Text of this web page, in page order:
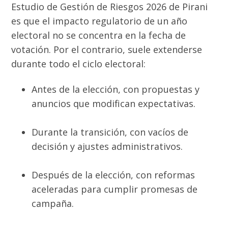
Estudio de Gestión de Riesgos 2026 de Pirani
es que el impacto regulatorio de un año
electoral no se concentra en la fecha de
votación. Por el contrario, suele extenderse
durante todo el ciclo electoral:
Antes de la elección, con propuestas y
anuncios que modifican expectativas.
Durante la transición, con vacíos de
decisión y ajustes administrativos.
Después de la elección, con reformas
aceleradas para cumplir promesas de
campaña.